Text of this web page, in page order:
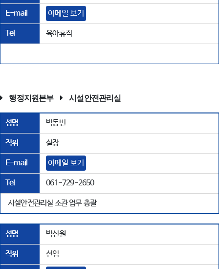
E-mail 이메일 보기
Tel 육아휴직
행정지원본부 시설안전관리실
성명 박동빈
직위 실장
E-mail 이메일 보기
Tel 061-729-2650
시설안전관리실 소관 업무 총괄
성명 박신원
직위 선임